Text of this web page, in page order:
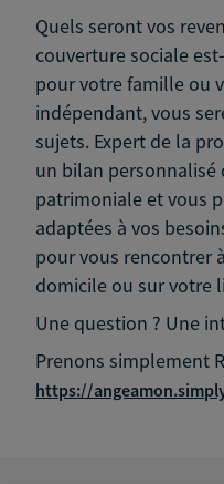
Quels seront vos
couverture sociale
pour votre famille ou
indépendant, vous
sujets. Expert de la
un bilan
patrimoniale et vous
adaptées à vos
pour vous rencontrer
domicile ou sur votre
Une question ? Une
Prenons simplement
https://